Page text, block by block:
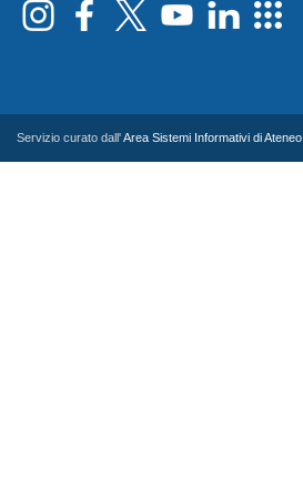
Servizio curato dall'Area Sistemi Informativi di Ateneo